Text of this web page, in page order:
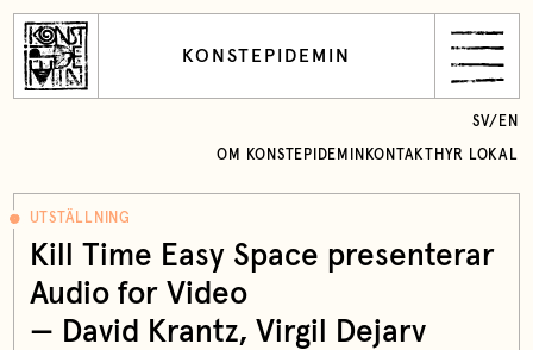
KONSTEPIDEMIN
OM KONSTEPIDEMIN KONTAKT HYR LOKAL
SV/ EN
UTSTÄLLNING
Kill Time Easy Space presenterar
Audio for Video
— David Krantz, Virgil Dejarv